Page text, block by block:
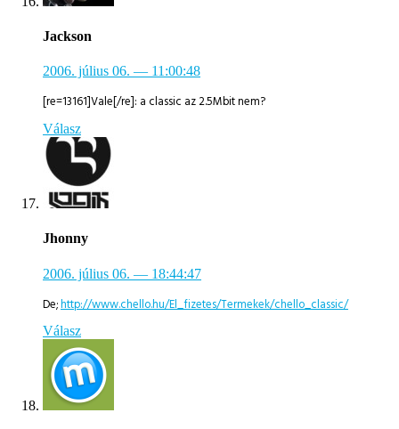
Jackson
2006. július 06. — 11:00:48
[re=13161]Vale[/re]: a classic az 2.5Mbit nem?
Válasz
Jhonny
2006. július 06. — 18:44:47
De;http://www.chello.hu/El_fizetes/Termekek/chello_classic/
Válasz